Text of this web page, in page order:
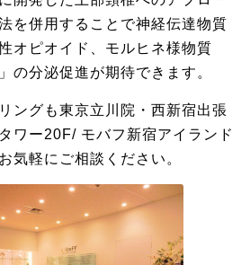
を併用することで神経伝達物質
オピオイド、モルヒネ様物質
の分泌促進が期待できます。
ングも東京立川院・西新宿出張
ワー20F/ モバフ新宿アイランド
気軽にご相談ください。